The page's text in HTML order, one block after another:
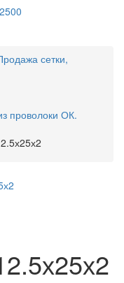
сетки,
проволоки ОК.